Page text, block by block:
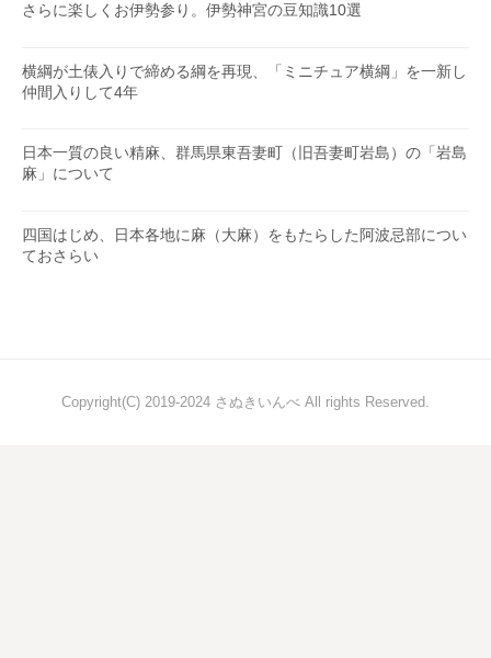
さらに楽しくお伊勢参り。伊勢神宮の豆知識10選
横綱が土俵入りで締める綱を再現、「ミニチュア横綱」を一新し
仲間入りして4年
日本一質の良い精麻、群馬県東吾妻町（旧吾妻町岩島）の「岩島
麻」について
四国はじめ、日本各地に麻（大麻）をもたらした阿波忌部につい
ておさらい
Copyright(C) 2019-2024 さぬきいんべ All rights Reserved.